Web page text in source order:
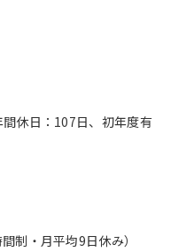
休日：107日、初年度有
制・月平均9日休み）